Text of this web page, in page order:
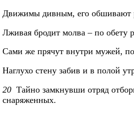
Движимы дивным, его обшивают
Лживая бродит молва – по обету
Сами же прячут внутри мужей,
Наглухо стену забив и в полой
20 Тайно замкнувши отряд
снаряженных.